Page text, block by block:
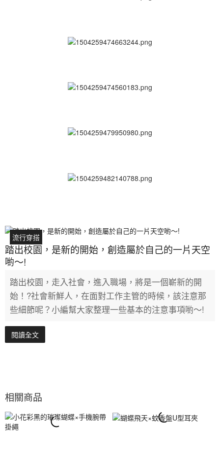
流行穿搭
踏出校園，是新的開始，創造屬於自己的一片天空
喲～!
踏出校園，走入社會，進入職場，將是一個嶄新的開
始！?社會新鮮人，在面對工作主管的時候，該注意那
些細節呢？小編幫大家整理一些基本的注意事項喲～!
閱讀全文
相關商品